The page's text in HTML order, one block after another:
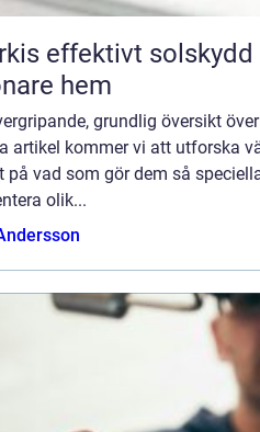
för ett svalare och
hem
grundlig översikt
artikel kommer vi att utforska
på vad som gör dem så
olik...